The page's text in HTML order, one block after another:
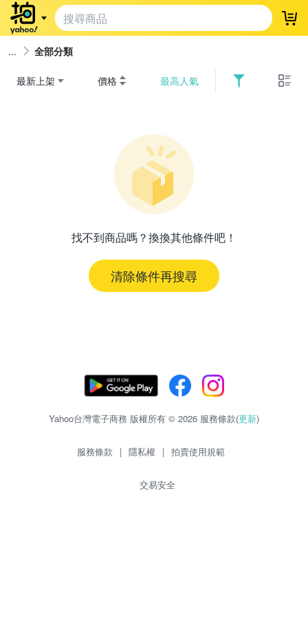
登
全部分類
最新上架 價格 最高人氣
找不到商品嗎？換換其他條件吧！
清除條件再搜尋
Yahoo台灣電子商務 版權所有 © 2026 服務條款(更新)
服務條款 | 隱私權 | 拍賣使用規範
交易安全